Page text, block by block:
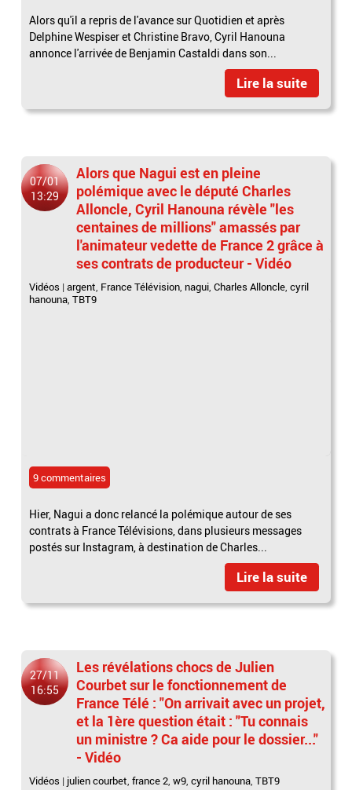
Alors qu'il a repris de l'avance sur Quotidien et après
Delphine Wespiser et Christine Bravo, Cyril Hanouna
annonce l'arrivée de Benjamin Castaldi dans son...
Lire la suite
07/01
13:29
Alors que Nagui est en pleine
polémique avec le député Charles
Alloncle, Cyril Hanouna révèle "les
centaines de millions" amassés par
l'animateur vedette de France 2 grâce à
ses contrats de producteur - Vidéo
Vidéos |argent, France Télévision, nagui,Charles Alloncle,cyril
hanouna,TBT9
9 commentaires
Hier, Nagui a donc relancé la polémique autour de ses
contrats à France Télévisions, dans plusieurs messages
postés sur Instagram, à destination de Charles...
Lire la suite
27/11
16:55
Les révélations chocs de Julien
Courbet sur le fonctionnement de
France Télé : "On arrivait avec un projet,
et la 1ère question était : "Tu connais
un ministre ? Ca aide pour le dossier..."
- Vidéo
Vidéos | julien courbet,france 2,w9,cyril hanouna,TBT9